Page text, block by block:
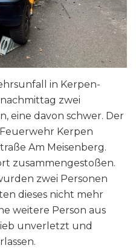
in Kerpen-
zwei
eine davon schwer. Der
Kerpen
Am Meisenberg.
zusammengestoßen.
zwei Personen
dieses nicht mehr
weitere Person aus
unverletzt und